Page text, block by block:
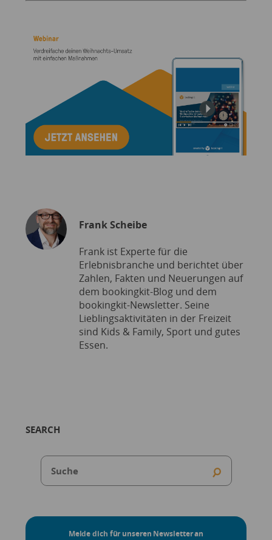
SEARCH
Melde dich für unseren Newsletter an
Frank Scheibe
Frank ist Experte für die
Erlebnisbranche und berichtet über
Zahlen, Fakten und Neuerungen auf
dem bookingkit-Blog und dem
bookingkit-Newsletter. Seine
Lieblingsaktivitäten in der Freizeit
sind Kids & Family, Sport und gutes
Essen.